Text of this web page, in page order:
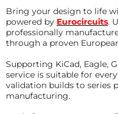
Bring your design to life
powered by Eurocircuits.
professionally
through a proven
Supporting KiCad, Eagle,
service is suitable for
validation builds to series
manufacturing.